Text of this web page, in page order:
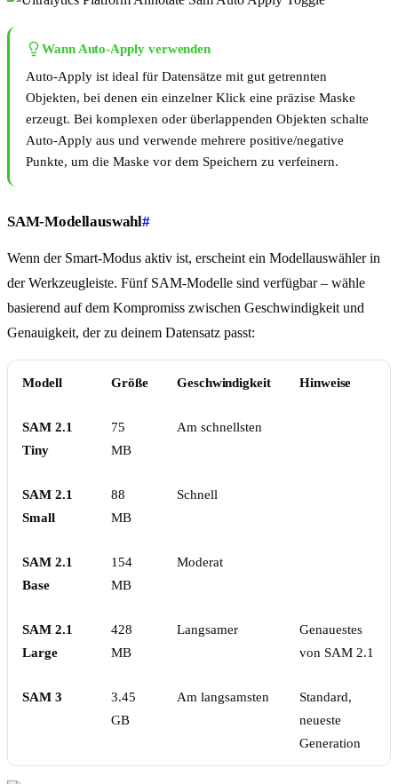
Wann Auto-Apply verwenden
Auto-Apply ist ideal für Datensätze mit gut getrennten
Objekten, bei denen ein einzelner Klick eine präzise Maske
erzeugt. Bei komplexen oder überlappenden Objekten schalte
Auto-Apply aus und verwende mehrere positive/negative
Punkte, um die Maske vor dem Speichern zu verfeinern.
SAM-Modellauswahl#
Wenn der Smart-Modus aktiv ist, erscheint ein Modellauswähler in
der Werkzeugleiste. Fünf SAM-Modelle sind verfügbar – wähle
basierend auf dem Kompromiss zwischen Geschwindigkeit und
Genauigkeit, der zu deinem Datensatz passt:
Modell Größe Geschwindigkeit Hinweise
SAM 2.1
Tiny
75
MB
Am schnellsten
SAM 2.1
Small
88
MB
Schnell
SAM 2.1
Base
154
MB
Moderat
SAM 2.1
Large
428
MB
Langsamer
Genauestes
von SAM 2.1
SAM 3
3.45
GB
Am langsamsten
Standard,
neueste
Generation